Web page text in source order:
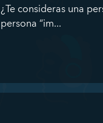
¿Te consideras una
persona “im...